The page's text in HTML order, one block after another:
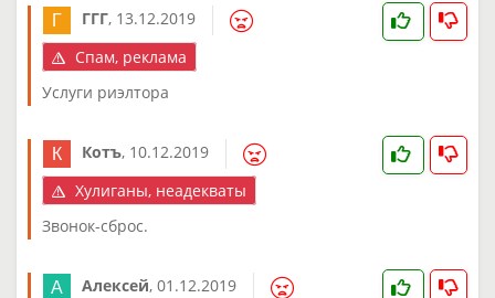
ГГГ, 13.12.2019
Спам, реклама
Услуги риэлтора
Котъ, 10.12.2019
Хулиганы, неадекваты
Звонок-сброс.
Алексей, 01.12.2019